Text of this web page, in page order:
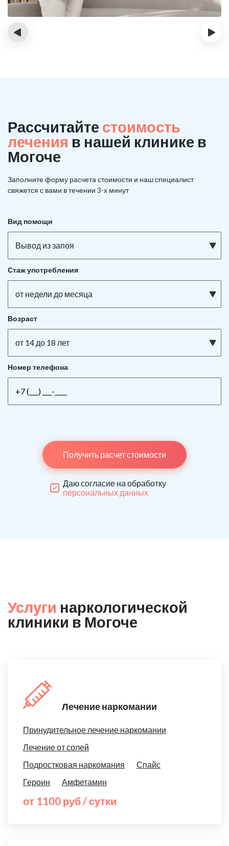
‹ ›
Рассчитайте стоимость
лечения в нашей клинике в
Могоче
Заполните форму расчета стоимости и нашспециалист
свяжется с вами в течении 3-х минут
Вид помощи
Вывод из запоя
Стаж употребления
от недели до месяца
Возраст
от 14 до 18 лет
Номер телефона
Получить расчет стоимости
Даю согласие на обработку
персональных данных
Услуги наркологической
клиники в Могоче
Лечение наркомании
Принудительное лечение наркомании
Лечение от солей
Подростковая наркомания
Спайс
Героин
Амфетамин
от 1100 руб / сутки